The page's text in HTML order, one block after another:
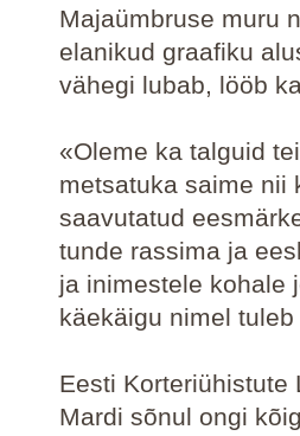
Majaümbruse muru
elanikud graafiku
vähegi lubab, lööb
«Oleme ka talguid
metsatuka saime nii
saavutatud
tunde rassima ja
ja inimestele kohale
käekäigu nimel
Eesti Korteriühistute
Mardi sõnul ongi